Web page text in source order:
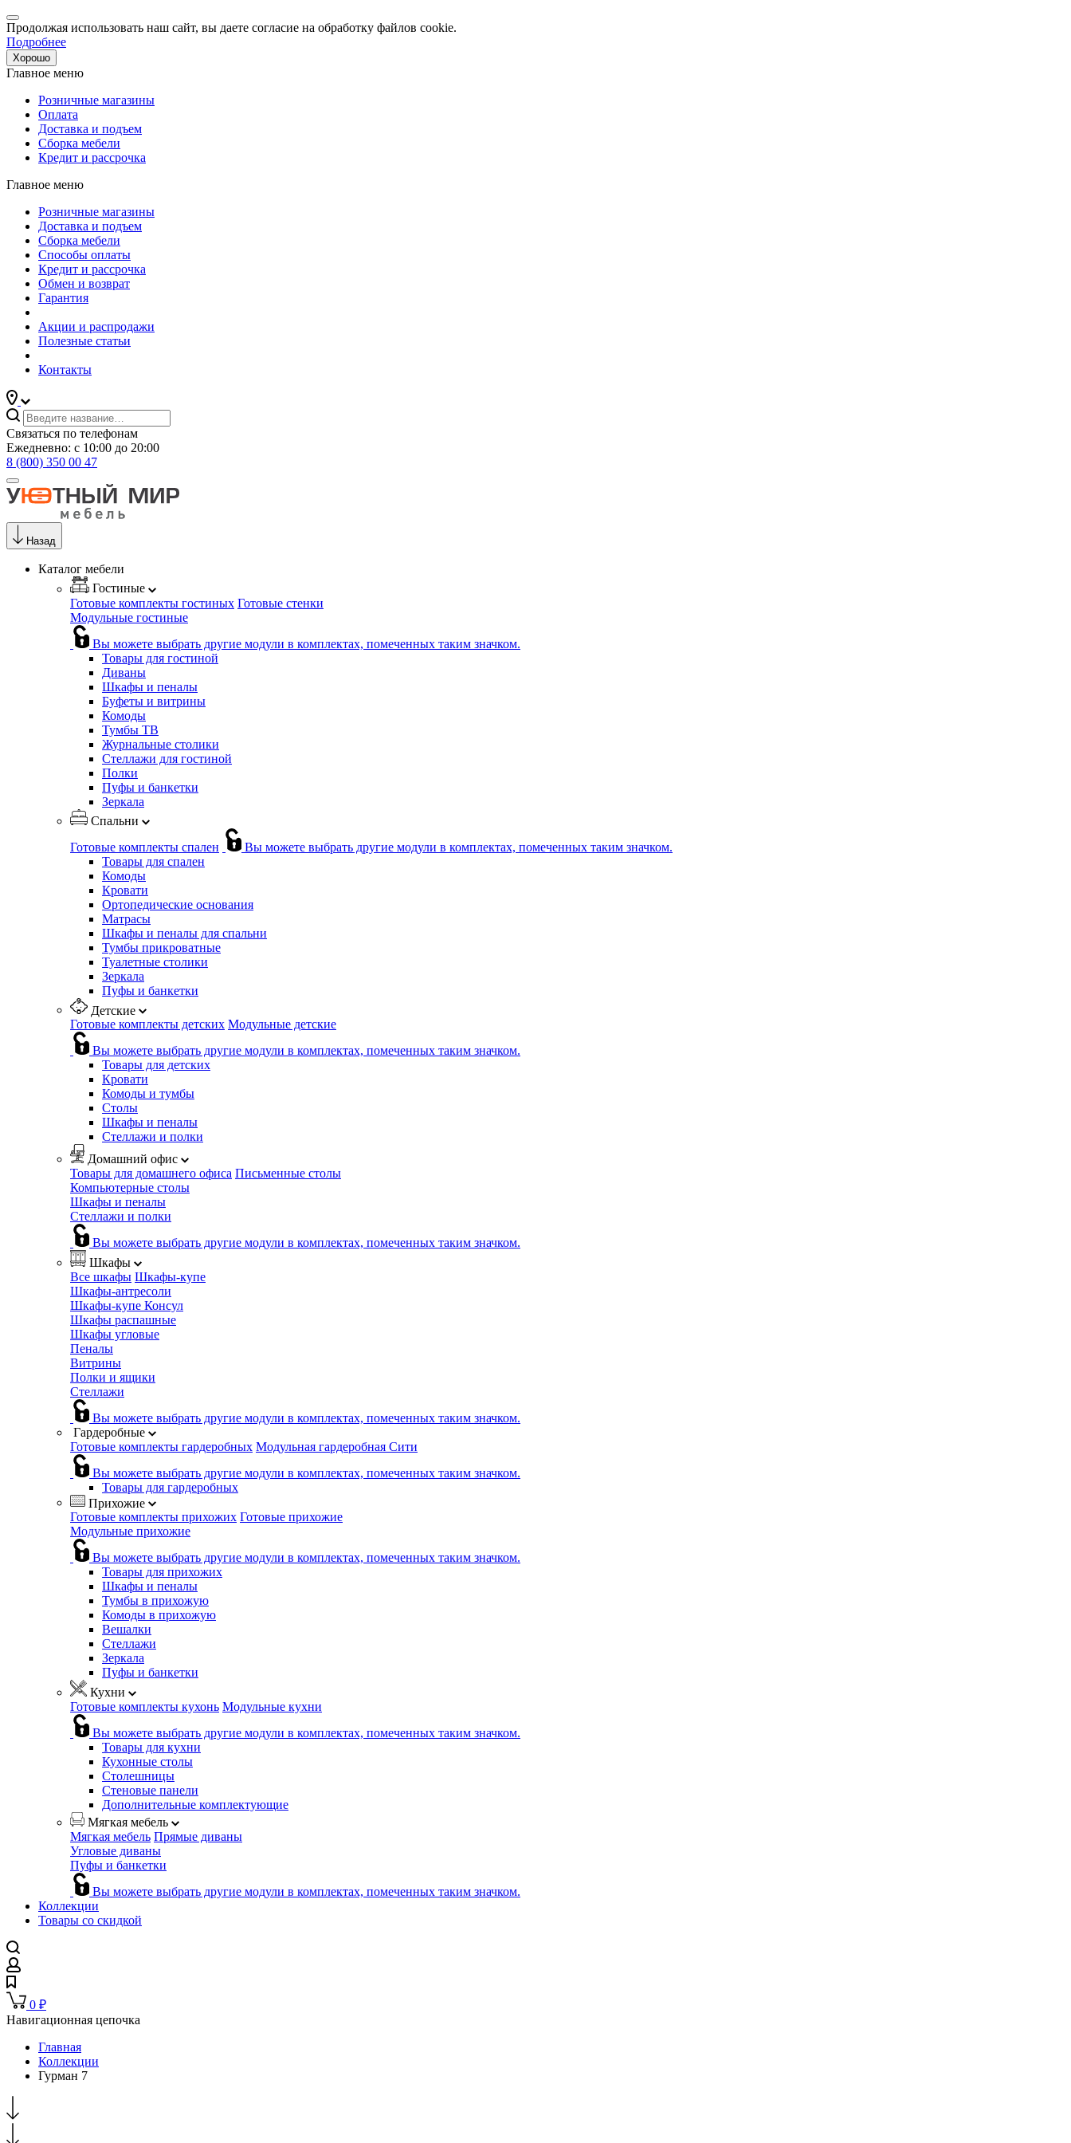
Продолжая использовать наш сайт, вы даете согласие на обработку файлов cookie.
Подробнее
Хорошо
Главное меню
Розничные магазины
Оплата
Доставка и подъем
Сборка мебели
Кредит и рассрочка
Главное меню
Розничные магазины
Доставка и подъем
Сборка мебели
Способы оплаты
Кредит и рассрочка
Обмен и возврат
Гарантия
Акции и распродажи
Полезные статьи
Контакты
Связаться по телефонам
Ежедневно: с 10:00 до 20:00
8 (800) 350 00 47
Назад
Каталог мебели
Гостиные
Готовые комплекты гостиных Готовые стенки
Модульные гостиные
Вы можете выбрать другие модули в комплектах, помеченных таким значком.
Товары для гостиной
Диваны
Шкафы и пеналы
Буфеты и витрины
Комоды
Тумбы ТВ
Журнальные столики
Стеллажи для гостиной
Полки
Пуфы и банкетки
Зеркала
Спальни
Готовые комплекты спален
Вы можете выбрать другие модули в комплектах, помеченных таким значком.
Товары для спален
Комоды
Кровати
Ортопедические основания
Матрасы
Шкафы и пеналы для спальни
Тумбы прикроватные
Туалетные столики
Зеркала
Пуфы и банкетки
Детские
Готовые комплекты детских Модульные детские
Вы можете выбрать другие модули в комплектах, помеченных таким значком.
Товары для детских
Кровати
Комоды и тумбы
Столы
Шкафы и пеналы
Стеллажи и полки
Домашний офис
Товары для домашнего офиса Письменные столы
Компьютерные столы
Шкафы и пеналы
Стеллажи и полки
Вы можете выбрать другие модули в комплектах, помеченных таким значком.
Шкафы
Все шкафы Шкафы-купе
Шкафы-антресоли
Шкафы-купе Консул
Шкафы распашные
Шкафы угловые
Пеналы
Витрины
Полки и ящики
Стеллажи
Вы можете выбрать другие модули в комплектах, помеченных таким значком.
Гардеробные
Готовые комплекты гардеробных Модульная гардеробная Сити
Вы можете выбрать другие модули в комплектах, помеченных таким значком.
Товары для гардеробных
Прихожие
Готовые комплекты прихожих Готовые прихожие
Модульные прихожие
Вы можете выбрать другие модули в комплектах, помеченных таким значком.
Товары для прихожих
Шкафы и пеналы
Тумбы в прихожую
Комоды в прихожую
Вешалки
Стеллажи
Зеркала
Пуфы и банкетки
Кухни
Готовые комплекты кухонь Модульные кухни
Вы можете выбрать другие модули в комплектах, помеченных таким значком.
Товары для кухни
Кухонные столы
Столешницы
Стеновые панели
Дополнительные комплектующие
Мягкая мебель
Мягкая мебель Прямые диваны
Угловые диваны
Пуфы и банкетки
Вы можете выбрать другие модули в комплектах, помеченных таким значком.
Коллекции
Товары со скидкой
0 ₽
Навигационная цепочка
Главная
Коллекции
Гурман 7